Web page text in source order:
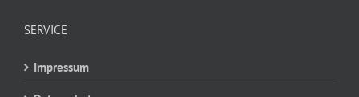
SERVICE
Impressum